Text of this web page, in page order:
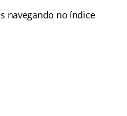
navegando no índice